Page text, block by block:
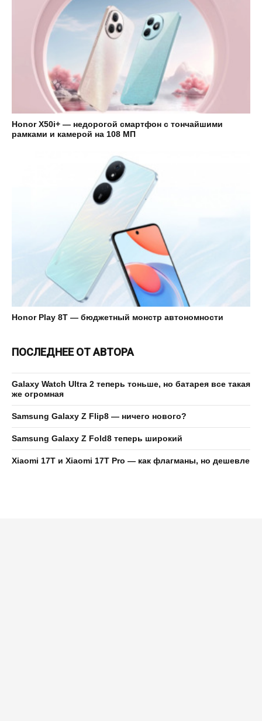
Honor X50i+ — недорогой смартфон с тончайшими
рамками и камерой на 108 МП
Honor Play 8T — бюджетный монстр автономности
ПОСЛЕДНЕЕ ОТ АВТОРА
Galaxy Watch Ultra 2 теперь тоньше, но батарея все такая
же огромная
Samsung Galaxy Z Flip8 — ничего нового?
Samsung Galaxy Z Fold8 теперь широкий
Xiaomi 17T и Xiaomi 17T Pro — как флагманы, но дешевле